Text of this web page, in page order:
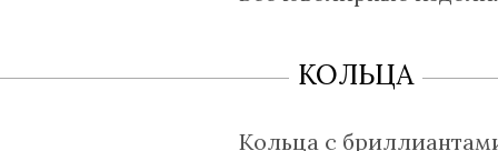
КОЛЬЦА
Кольца с